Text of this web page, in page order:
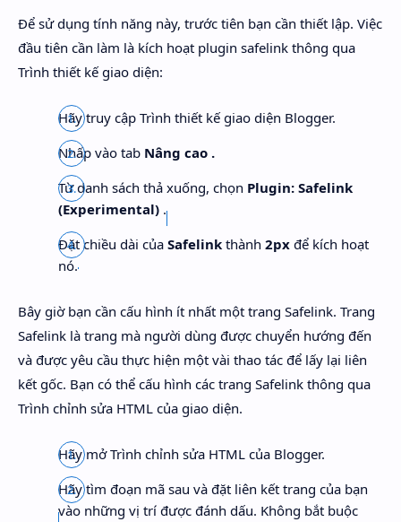
Để sử dụng tính năng này, trước tiên bạn cần thiết lập. Việc
đầu tiên cần làm là kích hoạt plugin safelink thông qua
Trình thiết kế giao diện:
Hãy truy cập Trình thiết kế giao diện Blogger.
Nhấp vào tab Nâng cao .
Từ danh sách thả xuống, chọn Plugin: Safelink
(Experimental) .
Đặt chiều dài của Safelink thành 2px để kích hoạt
nó.
Bây giờ bạn cần cấu hình ít nhất một trang Safelink. Trang
Safelink là trang mà người dùng được chuyển hướng đến
và được yêu cầu thực hiện một vài thao tác để lấy lại liên
kết gốc. Bạn có thể cấu hình các trang Safelink thông qua
Trình chỉnh sửa HTML của giao diện.
Hãy mở Trình chỉnh sửa HTML của Blogger.
Hãy tìm đoạn mã sau và đặt liên kết trang của bạn
vào những vị trí được đánh dấu. Không bắt buộc